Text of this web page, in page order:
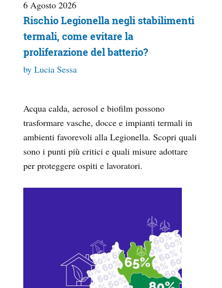
6 Agosto 2026
Rischio Legionella negli stabilimenti
termali, come evitare la
proliferazione del batterio?
by Lucia Sessa
Acqua calda, aerosol e biofilm possono
trasformare vasche, docce e impianti termali in
ambienti favorevoli alla Legionella. Scopri quali
sono i punti più critici e quali misure adottare
per proteggere ospiti e lavoratori.